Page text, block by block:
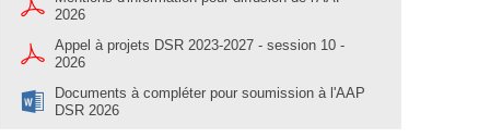
2026
Appel à projets DSR 2023-2027 - session 10 -
2026
Documents à compléter pour soumission à l'AAP
DSR 2026